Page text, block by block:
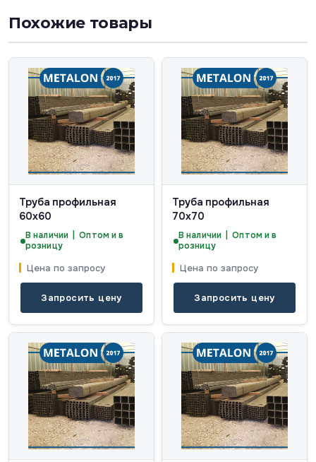
Похожие товары
Труба профильная
60х60
В наличии | Оптом и в
розницу
Цена по запросу
Запросить цену
Труба профильная
70х70
В наличии | Оптом и в
розницу
Цена по запросу
Запросить цену